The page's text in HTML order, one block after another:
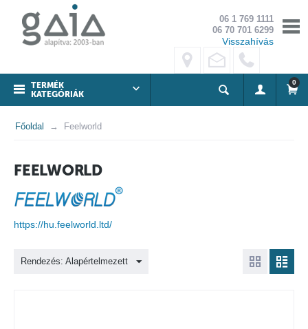
06 1 769 1111
06 70 701 6299
Visszahívás
TERMÉK
KATEGÓRIÁK
0
Főoldal Feelworld
FEELWORLD
https://hu.feelworld.ltd/
Rendezés: Alapértelmezett